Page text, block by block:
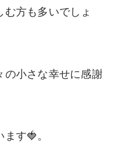
方も多いでしょ
の小さな幸せに感謝
す🍓。